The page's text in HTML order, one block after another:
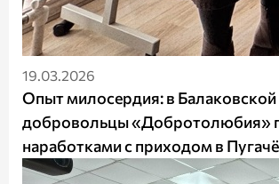
19.03.2026
Опыт милосердия: в Балаковской
добровольцы «Добротолюбия»
наработками с приходом в